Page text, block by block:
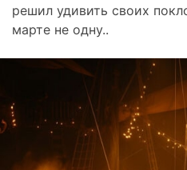
решил удивить своих
марте не одну..